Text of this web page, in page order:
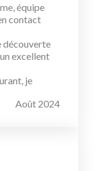
équipe
contact
découverte
excellent
je
Août 2024